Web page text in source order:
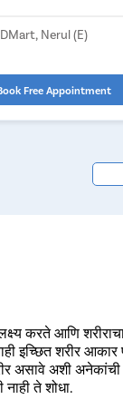
Nerul (E)
Free Appointment
करते आणि
शरीर आकार
असावे अशी
ते शोधा.